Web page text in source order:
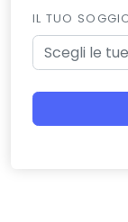
IL TUO